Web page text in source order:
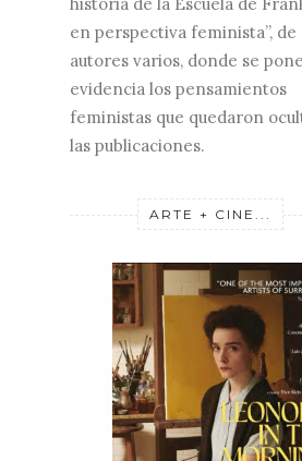
en perspectiva feminista”, de
autores varios, donde se
evidencia los pensamientos
feministas que quedaron
las publicaciones.
ARTE + CINE...